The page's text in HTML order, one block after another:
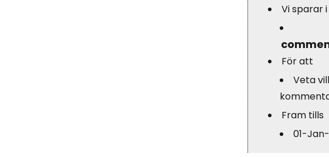
Vi sparar
För att
Veta
Fram tills
01-